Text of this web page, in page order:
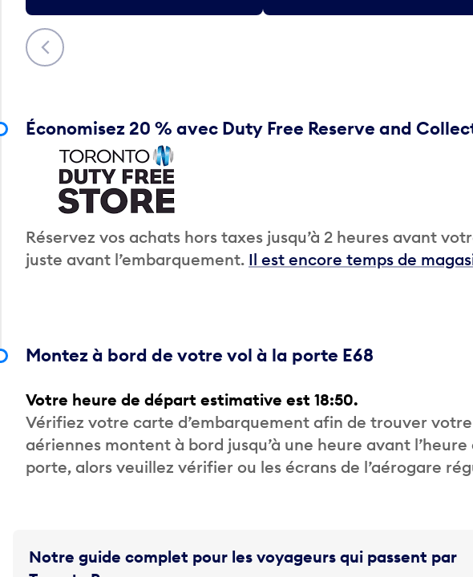
Précédent
Économisez 20 % avec Duty Free Reserve and
Réservez vos achats hors taxes jusqu’à 2 heures avant
juste avant l’embarquement. Il est encore temps de
Montez à bord de votre vol à la porte E68
Votre heure de départ estimative est 18:50.
Vérifiez votre carte d’embarquement afin de trouver
aériennes montent à bord jusqu’à une heure avant
porte, alors veuillez vérifier ou les écrans de l’aérogare
Notre guide complet pour les voyageurs qui passent par